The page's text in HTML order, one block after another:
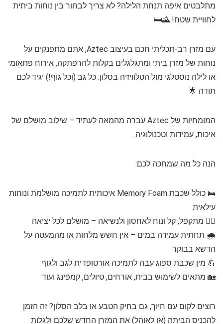
מתלבטים איפה תנחת הלילה? לא צריך לבחור בין נוחות ביתית
לחוויית שטח! 🌄🛏️
עם מזרן רב-תכליתי חכם בעיצוב Aztec, אתם מתפנקים על
נוחות של מזרן ביתי ומתגלגלים בקלות להרפתקה, אירוח פתאומי
או לילה נוסטלגי מול הטלוויזיה בסלון. כל גב (וכל גוף!) יגיד לכם
תודה 🌟
המומחיות של Aztec עברה מהמאה לעתיד – שילוב מושלם של
איכות, עמידות וטכנולוגיה.
הנה כל מה שמחכה לכם:
🛌 כולל שכבת Memory Foam איכותית לתמיכה מושלמת ונוחות
עילאית
🚶‍♂️ מתקפל, קל ונוח לאחסון ולנשיאה – מושלם לכל יציאה
🌧️ תחתית עמידה במים – אין חשש מלחות או מהמעטה על
הדשא בבוקר
💪 מין שכבת ספוג עבה לתמיכה אורטופדית לגב ולגוף
🏡 מתאים לשימוש בבית, אורחים, טיולים, קמפינג ועוד
רוצים לקום עם חיוך, גם בחיק הטבע או בלב הסלון? זה הזמן
להכניס הביתה (או לאוהל) את המזרן החדש שלכם ולגלות